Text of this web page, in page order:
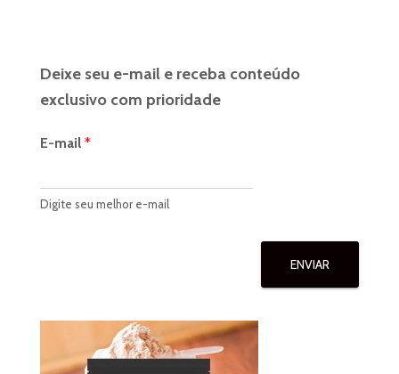
Deixe seu e-mail e receba conteúdo
exclusivo com prioridade
E-mail *
Digite seu melhor e-mail
ENVIAR